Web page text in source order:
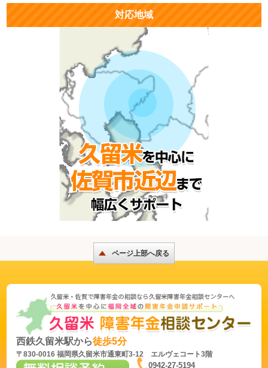
対応地域
ページ上部へ戻る
西鉄久留米駅から徒歩5分
〒830-0016 福岡県久留米市通東町3-12 エルヴェコート3階
0942-27-5194